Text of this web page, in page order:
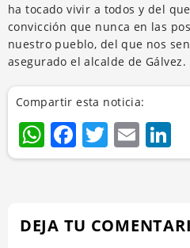
ha tocado vivir a todos y del
convicción que nunca en las
nuestro pueblo, del que nos
asegurado el alcalde de Gálvez.
Compartir esta noticia:
WhatsApp
Facebook
Twitter
Email
DEJA TU